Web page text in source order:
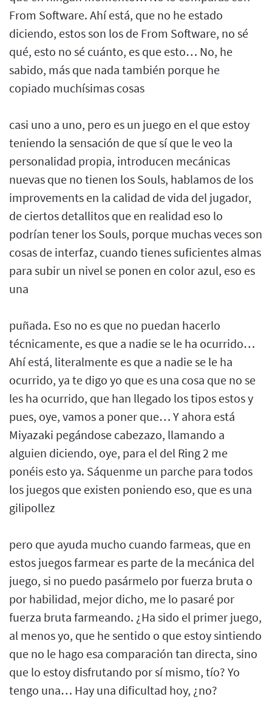
From Software. Ahí está, que no he estado
diciendo, estos son los de From Software, no sé
qué, esto no sé cuánto, es que esto… No, he
sabido, más que nada también porque he
copiado muchísimas cosas
casi uno a uno, pero es un juego en el que estoy
teniendo la sensación de que sí que le veo la
personalidad propia, introducen mecánicas
nuevas que no tienen los Souls, hablamos de los
improvements en la calidad de vida del jugador,
de ciertos detallitos que en realidad eso lo
podrían tener los Souls, porque muchas veces son
cosas de interfaz, cuando tienes suficientes almas
para subir un nivel se ponen en color azul, eso es
una
puñada. Eso no es que no puedan hacerlo
técnicamente, es que a nadie se le ha ocurrido…
Ahí está, literalmente es que a nadie se le ha
ocurrido, ya te digo yo que es una cosa que no se
les ha ocurrido, que han llegado los tipos estos y
pues, oye, vamos a poner que… Y ahora está
Miyazaki pegándose cabezazo, llamando a
alguien diciendo, oye, para el del Ring 2 me
ponéis esto ya. Sáquenme un parche para todos
los juegos que existen poniendo eso, que es una
gilipollez
pero que ayuda mucho cuando farmeas, que en
estos juegos farmear es parte de la mecánica del
juego, si no puedo pasármelo por fuerza bruta o
por habilidad, mejor dicho, me lo pasaré por
fuerza bruta farmeando. ¿Ha sido el primer juego,
al menos yo, que he sentido o que estoy sintiendo
que no le hago esa comparación tan directa, sino
que lo estoy disfrutando por sí mismo, tío? Yo
tengo una… Hay una dificultad hoy, ¿no?